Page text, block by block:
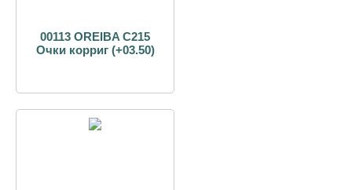
00113 OREIBA С215
Очки корриг (+03.50)